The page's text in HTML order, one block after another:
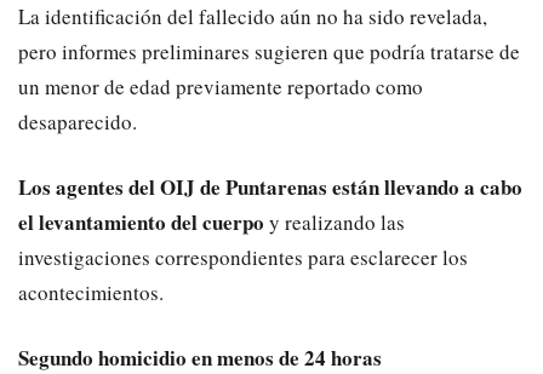
La identificación del fallecido aún no ha sido revelada,
pero informes preliminares sugieren que podría tratarse de
un menor de edad previamente reportado como
desaparecido.
Los agentes del OIJ de Puntarenas están llevando a cabo
el levantamiento del cuerpo y realizando las
investigaciones correspondientes para esclarecer los
acontecimientos.
Segundo homicidio en menos de 24 horas